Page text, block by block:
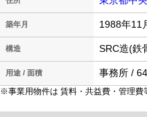
築年月 1988年11
構造 SRC造(鉄
用途 / 面積 事務所 /
※事業用物件は 賃料・共益費・管理費